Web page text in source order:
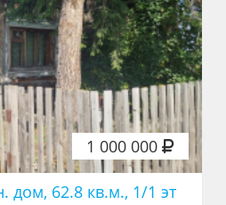
1 000 000
дом, 62.8 кв.м., 1/1 эт